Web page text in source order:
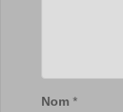
Nom *